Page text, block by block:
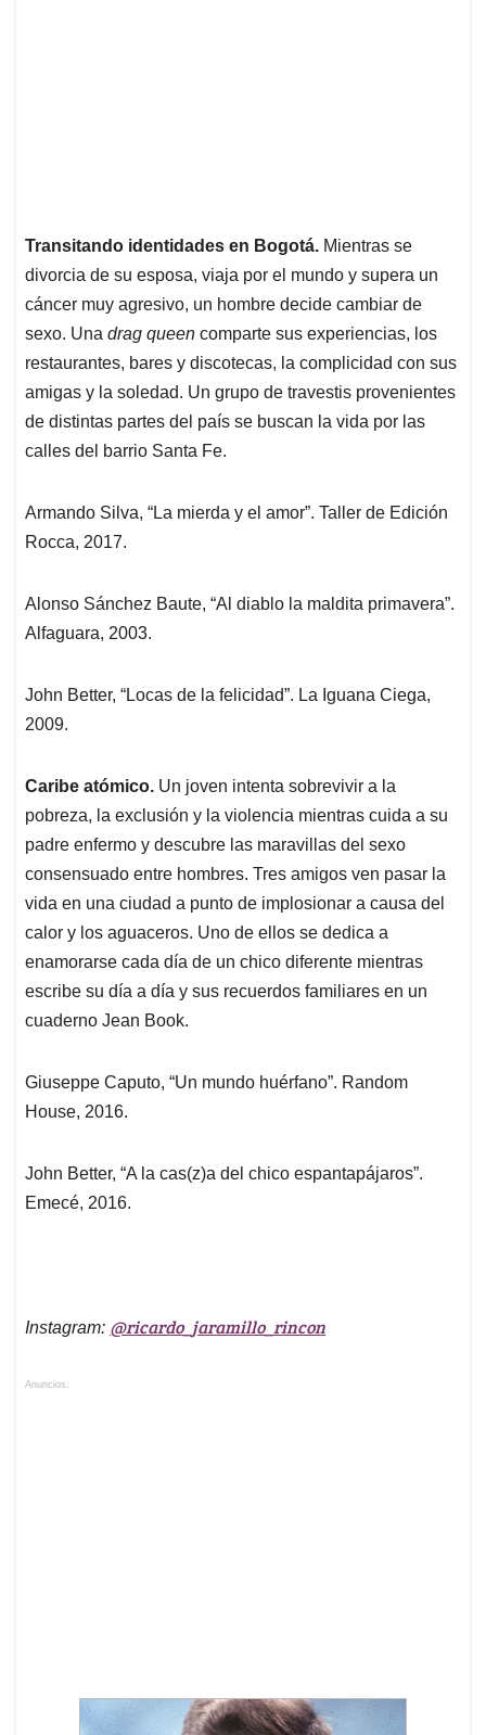
Transitando identidades en Bogotá. Mientras se
divorcia de su esposa, viaja por el mundo y supera un
cáncer muy agresivo, un hombre decide cambiar de
sexo. Una drag queen comparte sus experiencias, los
restaurantes, bares y discotecas, la complicidad con sus
amigas y la soledad. Un grupo de travestis provenientes
de distintas partes del país se buscan la vida por las
calles del barrio Santa Fe.
Armando Silva, “La mierda y el amor”. Taller de Edición
Rocca, 2017.
Alonso Sánchez Baute, “Al diablo la maldita primavera”.
Alfaguara, 2003.
John Better, “Locas de la felicidad”. La Iguana Ciega,
2009.
Caribe atómico. Un joven intenta sobrevivir a la
pobreza, la exclusión y la violencia mientras cuida a su
padre enfermo y descubre las maravillas del sexo
consensuado entre hombres. Tres amigos ven pasar la
vida en una ciudad a punto de implosionar a causa del
calor y los aguaceros. Uno de ellos se dedica a
enamorarse cada día de un chico diferente mientras
escribe su día a día y sus recuerdos familiares en un
cuaderno Jean Book.
Giuseppe Caputo, “Un mundo huérfano”. Random
House, 2016.
John Better, “A la cas(z)a del chico espantapájaros”.
Emecé, 2016.
Instagram: @ricardo_jaramillo_rincon
Anuncios.